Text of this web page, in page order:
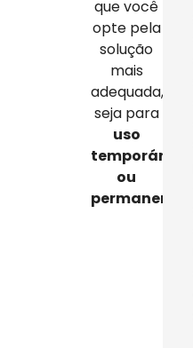
que você
opte pela
solução
mais
adequada,
seja para
uso
temporário
ou
permanente